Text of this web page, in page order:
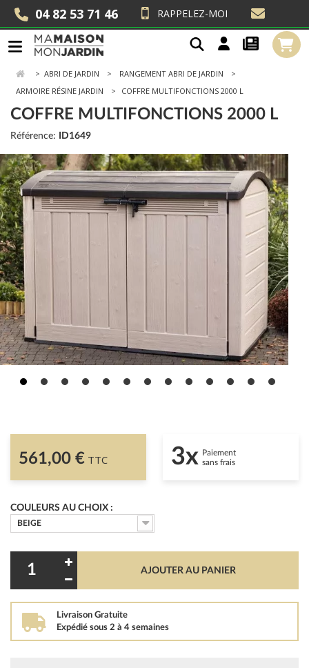
04 82 53 71 46 RAPPELEZ-MOI
> ABRI DE JARDIN
RANGEMENT ABRI DE JARDIN
ARMOIRE RÉSINE JARDIN
COFFRE MULTIFONCTIONS 2000 L
COFFRE MULTIFONCTIONS 2000 L
Référence: ID1649
561,00 € TTC 3x Paiement
sans frais
COULEURS AU CHOIX :
BEIGE
AJOUTER AU PANIER
Livraison Gratuite
Expédié sous 2 à 4 semaines